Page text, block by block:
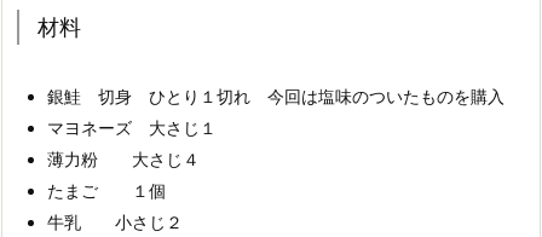
材料
銀鮭 切身 ひとり１切れ 今回は塩味のついたものを購入
マヨネーズ 大さじ１
薄力粉 大さじ４
たまご １個
牛乳 小さじ２